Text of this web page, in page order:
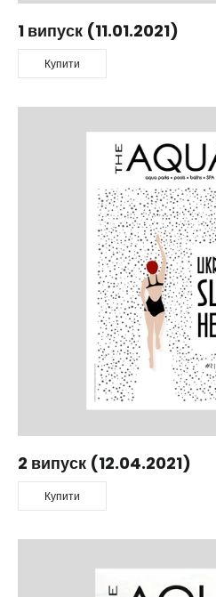
1 випуск (11.01.2021)
Купити
2 випуск (12.04.2021)
Купити